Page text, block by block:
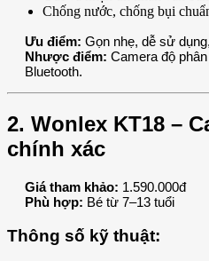
Chống nước, chống bụi
Ưu điểm: Gọn nhẹ, dễ sử
Nhược điểm: Camera độ
Bluetooth.
2. Wonlex KT18 –
chính xác
Giá tham khảo: 1.590.000đ
Phù hợp: Bé từ 7–13 tuổi
Thông số kỹ thuật: